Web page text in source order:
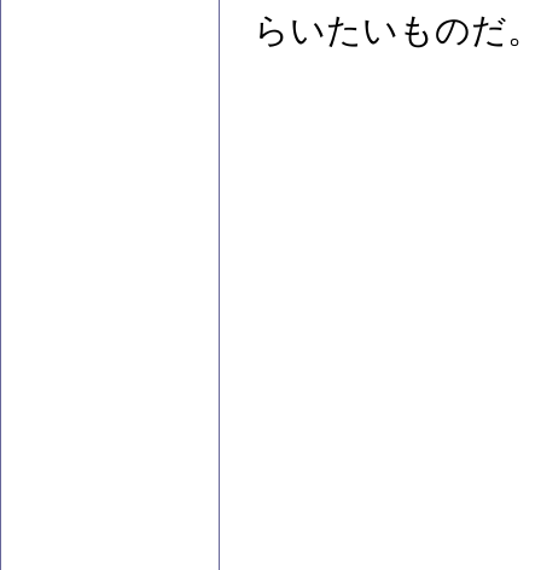
らいたいものだ。